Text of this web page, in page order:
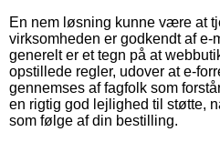
En nem løsning kunne være at
virksomheden er godkendt af e-
generelt er et tegn på at
opstillede regler, udover at e-
gennemses af fagfolk som
en rigtig god lejlighed til støtte,
som følge af din bestilling.